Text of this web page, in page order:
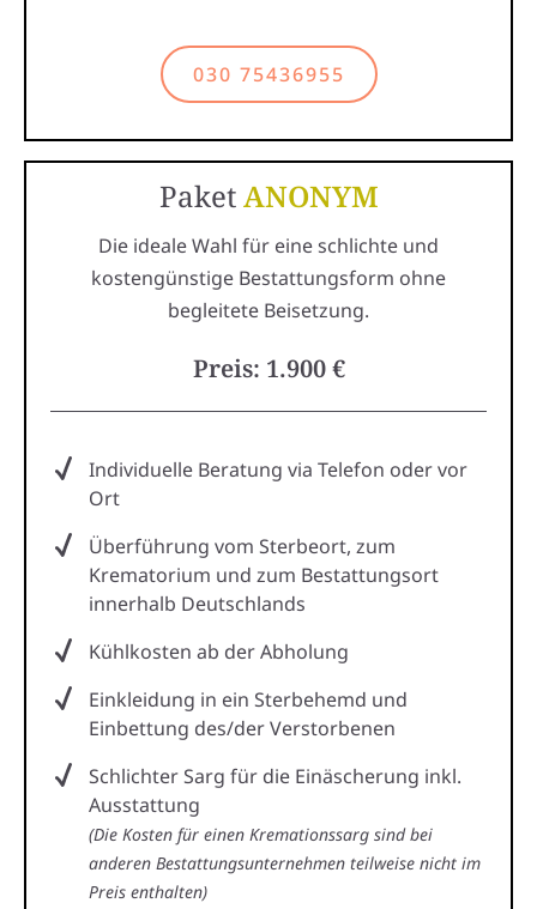
030 75436955
PaketANONYM
Die ideale Wahl für eine schlichte und
kostengünstige Bestattungsform ohne
begleitete Beisetzung.
Preis: 1.900 €
Individuelle Beratung via Telefon oder vor
Ort
Überführung vom Sterbeort, zum
Krematorium und zum Bestattungsort
innerhalb Deutschlands
Kühlkosten ab der Abholung
Einkleidung in ein Sterbehemd und
Einbettung des/der Verstorbenen
Schlichter Sarg für die Einäscherung inkl.
Ausstattung
(Die Kosten für einen Kremationssarg sind bei
anderen Bestattungsunternehmen teilweise nicht im
Preis enthalten)